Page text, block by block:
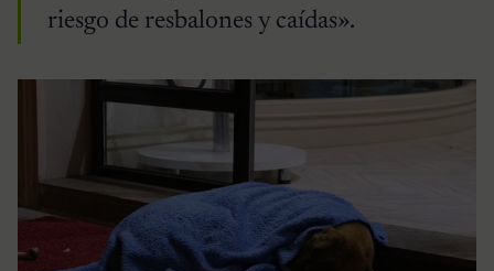
riesgo de resbalones y caídas».